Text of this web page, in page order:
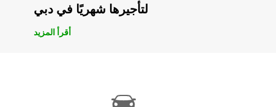
لتأجيرها شهريًا في دبي
أقرأ المزيد